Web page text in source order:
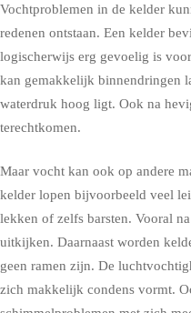
Vochtproblemen in de kelder
redenen ontstaan. Een kelder
logischerwijs erg gevoelig is
kan gemakkelijk binnendringen
waterdruk hoog ligt. Ook na
terechtkomen.
Maar vocht kan ook op andere
kelder lopen bijvoorbeeld veel
lekken of zelfs barsten. Vooral
uitkijken. Daarnaast worden
geen ramen zijn. De
zich makkelijk condens vormt.